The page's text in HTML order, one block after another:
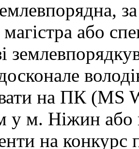
або
на ПК (MS
у м. Ніжин або
на конкурс